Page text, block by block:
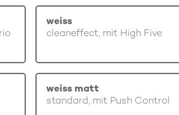
weiss
cleaneffect, mit High Five
weiss matt
standard, mit Push Control